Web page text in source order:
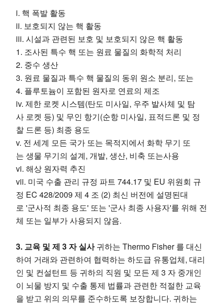
i. 핵 폭발 활동
ii. 보호되지 않는 핵 활동
iii. 시설과 관련된 보호 및 보호되지 않은 핵 활동
1. 조사된 특수 핵 또는 원료 물질의 화학적 처리
2. 중수 생산
3. 원료 물질과 특수 핵 물질의 동위 원소 분리, 또는
4. 플루토늄이 포함된 원자로 연료의 제조
iv. 제한 로켓 시스템(탄도 미사일, 우주 발사체 및 탐
사 로켓 등) 및 무인 항기(순항 미사일, 표적드론 및 정
찰 드론 등) 최종 용도
v. 전 세계 모든 국가 또는 목적지에서 화학 무기 또
는 생물 무기의 설계, 개발, 생산, 비축 또는사용
vi. 해상 원자력 추진
vii. 미국 수출 관리 규정 파트 744.17 및 EU 위원회 규
정 EC 428/2009 제 4 조 (2) 최신 버전에 설명된대
로 '군사적 최종 용도' 또는 '군사 최종 사용자'를 위해 전
체 또는 일부가 사용되지 않음.
3. 교육 및 제 3 자 실사귀하는 Thermo Fisher 를 대신
하여 거래와 관련하여 협력하는 하도급 유통업체, 대리
인 및 컨설턴트 등 귀하의 직원 및 모든 제 3 자 중개인
이 뇌물 방지 및 수출 통제 법률과 관련한 적절한 교육
을 받고 위의 의무를 준수하도록 보장합니다. 귀하는